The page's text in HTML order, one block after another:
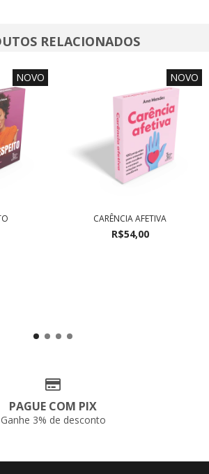
RELACIONADOS
NOVO NOVO
CARÊNCIA AFETIVA
R$54,00
PAGUE COM PIX
Ganhe 3% de desconto